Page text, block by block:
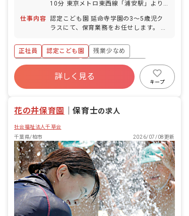
10分 東京メトロ東西線「浦安駅」より
徒歩19分 ■マイカー・自転車・バイク通
勤OK（無料駐車場あり／当園最寄り駅
代支給※条件あり）
仕事内容 認定こども園 延命寺学園の3～5歳児ク
ラスにて、保育業務をお任せします。 ■
作／歌／絵本の読み聞かせ など） ・昼
食、身支度の見守り・援助 ・保護者対応
（登降園時のコミュニケーション） ・連
絡帳の記入（タブレット使用） ・年間行
事の準備、運営補助 ・保育室の簡単な清
掃、環境整備 ※定員65名／少人数制（1
正社員 認定こども園
残業少なめ
ボーナス・賞与あり
年間休日120日以上
寮・住宅・家賃補助あり
社会保険完備
詳しく見る
キープ
花の井保育園 ｜保育士の求人
社会福祉法人千草会
千葉県/柏市
2026/07/08更新